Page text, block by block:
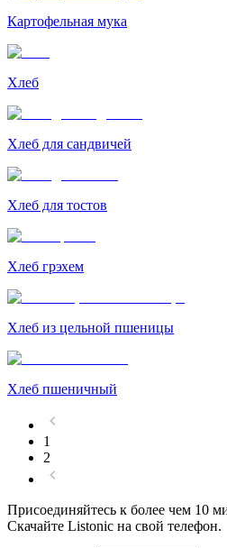
Картофельная мука
Хлеб
Хлеб для сандвичей
Хлеб для тостов
Хлеб грэхем
Хлеб из цельной пшеницы
Хлеб пшеничный
1
2
Присоединяйтесь к более чем 10
Скачайте Listonic на свой телефон.